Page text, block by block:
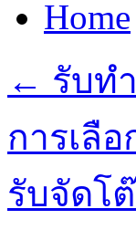
Home
← รับท
การเลื
รับจัดโ